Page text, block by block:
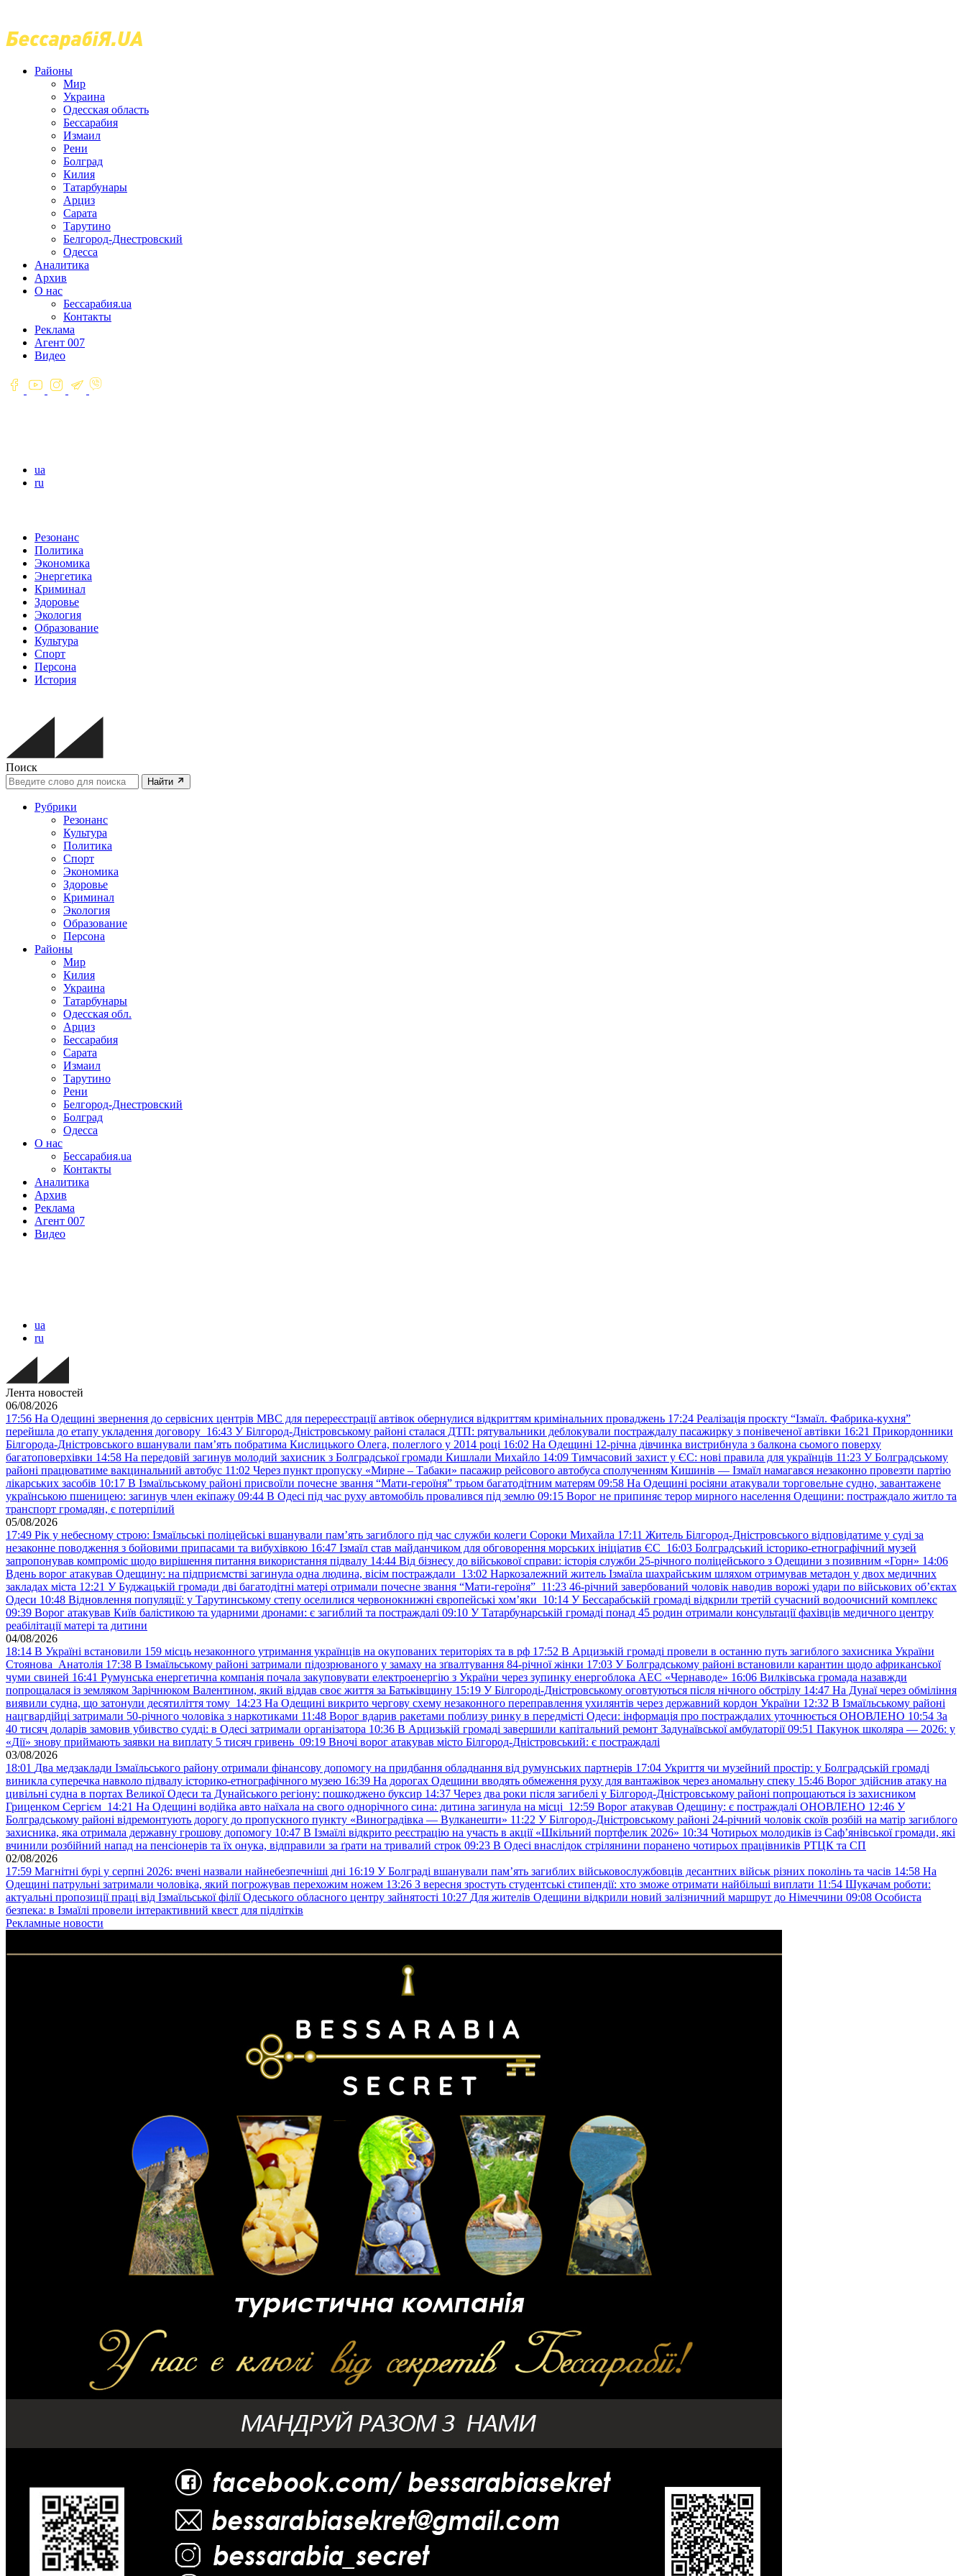
Районы
Мир
Украина
Одесская область
Бессарабия
Измаил
Рени
Болград
Килия
Татарбунары
Арциз
Сарата
Тарутино
Белгород-Днестровский
Одесса
Аналитика
Архив
О нас
Бессарабия.ua
Контакты
Реклама
Агент 007
Видео
ua
ru
Резонанс
Политика
Экономика
Энергетика
Криминал
Здоровье
Экология
Образование
Культура
Спорт
Персона
История
Поиск
Найти
Рубрики
Резонанс
Культура
Политика
Спорт
Экономика
Здоровье
Криминал
Экология
Образование
Персона
Районы
Мир
Килия
Украина
Татарбунары
Одесская обл.
Арциз
Бессарабия
Сарата
Измаил
Тарутино
Рени
Белгород-Днестровский
Болград
Одесса
О нас
Бессарабия.ua
Контакты
Аналитика
Архив
Реклама
Агент 007
Видео
ua
ru
Лента новостей
06/08/2026
17:56 На Одещині звернення до сервісних центрів МВС для перереєстрації автівок обернулися відкриттям кримінальних проваджень 17:24 Реалізація проєкту “Ізмаїл. Фабрика-кухня”
перейшла до етапу укладення договору 16:43 У Білгород-Дністровському районі сталася ДТП: рятувальники деблокували постраждалу пасажирку з понівеченої автівки 16:21 Прикордонники
Білгорода-Дністровського вшанували пам’ять побратима Кислицького Олега, полеглого у 2014 році 16:02 На Одещині 12-річна дівчинка вистрибнула з балкона сьомого поверху
багатоповерхівки 14:58 На передовій загинув молодий захисник з Болградської громади Кишлали Михайло 14:09 Тимчасовий захист у ЄС: нові правила для українців 11:23 У Болградському
районі працюватиме вакцинальний автобус 11:02 Через пункт пропуску «Мирне – Табаки» пасажир рейсового автобуса сполученням Кишинів — Ізмаїл намагався незаконно провезти партію
лікарських засобів 10:17 В Ізмаїльському районі присвоїли почесне звання “Мати-героїня” трьом багатодітним матерям 09:58 На Одещині росіяни атакували торговельне судно, завантажене
українською пшеницею: загинув член екіпажу 09:44 В Одесі під час руху автомобіль провалився під землю 09:15 Ворог не припиняє терор мирного населення Одещини: постраждало житло та
транспорт громадян, є потерпілий
05/08/2026
17:49 Рік у небесному строю: Ізмаїльські поліцейські вшанували пам’ять загиблого під час служби колеги Сороки Михайла 17:11 Житель Білгород-Дністровського відповідатиме у суді за
незаконне поводження з бойовими припасами та вибухівкою 16:47 Ізмаїл став майданчиком для обговорення морських ініціатив ЄС 16:03 Болградський історико-етнографічний музей
запропонував компроміс щодо вирішення питання використання підвалу 14:44 Від бізнесу до військової справи: історія служби 25-річного поліцейського з Одещини з позивним «Горн» 14:06
Вдень ворог атакував Одещину: на підприємстві загинула одна людина, вісім постраждали 13:02 Наркозалежний житель Ізмаїла шахрайським шляхом отримував метадон у двох медичних
закладах міста 12:21 У Буджацькій громади дві багатодітні матері отримали почесне звання “Мати-героїня” 11:23 46-річний завербований чоловік наводив ворожі удари по військових обʼєктах
Одеси 10:48 Відновлення популяції: у Тарутинському степу оселилися червонокнижні європейські хом’яки 10:14 У Бессарабській громаді відкрили третій сучасний водоочисний комплекс
09:39 Ворог атакував Київ балістикою та ударними дронами: є загиблий та постраждалі 09:10 У Татарбунарській громаді понад 45 родин отримали консультації фахівців медичного центру
реабілітації матері та дитини
04/08/2026
18:14 В Україні встановили 159 місць незаконного утримання українців на окупованих територіях та в рф 17:52 В Арцизькій громаді провели в останню путь загиблого захисника України
Стоянова Анатолія 17:38 В Ізмаїльському районі затримали підозрюваного у замаху на зґвалтування 84-річної жінки 17:03 У Болградському районі встановили карантин щодо африканської
чуми свиней 16:41 Румунська енергетична компанія почала закуповувати електроенергію з України через зупинку енергоблока АЕС «Чернаводе» 16:06 Вилківська громада назавжди
попрощалася із земляком Зарічнюком Валентином, який віддав своє життя за Батьківщину 15:19 У Білгороді-Дністровському оговтуються після нічного обстрілу 14:47 На Дунаї через обміління
виявили судна, що затонули десятиліття тому 14:23 На Одещині викрито чергову схему незаконного переправлення ухилянтів через державний кордон України 12:32 В Ізмаїльському районі
нацгвардійці затримали 50-річного чоловіка з наркотиками 11:48 Ворог вдарив ракетами поблизу ринку в передмісті Одеси: інформація про постраждалих уточнюється ОНОВЛЕНО 10:54 За
40 тисяч доларів замовив убивство судді: в Одесі затримали організатора 10:36 В Арцизькій громаді завершили капітальний ремонт Задунаївської амбулаторії 09:51 Пакунок школяра — 2026: у
«Дії» знову приймають заявки на виплату 5 тисяч гривень 09:19 Вночі ворог атакував місто Білгород-Дністровський: є постраждалі
03/08/2026
18:01 Два медзаклади Ізмаїльського району отримали фінансову допомогу на придбання обладнання від румунських партнерів 17:04 Укриття чи музейний простір: у Болградській громаді
виникла суперечка навколо підвалу історико-етнографічного музею 16:39 На дорогах Одещини вводять обмеження руху для вантажівок через аномальну спеку 15:46 Ворог здійснив атаку на
цивільні судна в портах Великої Одеси та Дунайського регіону: пошкоджено буксир 14:37 Через два роки після загибелі у Білгород-Дністровському районі попрощаються із захисником
Гриценком Сергієм 14:21 На Одещині водійка авто наїхала на свого однорічного сина: дитина загинула на місці 12:59 Ворог атакував Одещину: є постраждалі ОНОВЛЕНО 12:46 У
Болградському районі відремонтують дорогу до пропускного пункту «Виноградівка — Вулканешти» 11:22 У Білгород-Дністровському районі 24-річний чоловік скоїв розбій на матір загиблого
захисника, яка отримала державну грошову допомогу 10:47 В Ізмаїлі відкрито реєстрацію на участь в акції «Шкільний портфелик 2026» 10:34 Чотирьох молодиків із Саф’янівської громади, які
вчинили розбійний напад на пенсіонерів та їх онука, відправили за ґрати на тривалий строк 09:23 В Одесі внаслідок стрілянини поранено чотирьох працівників РТЦК та СП
02/08/2026
17:59 Магнітні бурі у серпні 2026: вчені назвали найнебезпечніші дні 16:19 У Болграді вшанували пам’ять загиблих військовослужбовців десантних військ різних поколінь та часів 14:58 На
Одещині патрульні затримали чоловіка, який погрожував перехожим ножем 13:26 З вересня зростуть студентські стипендії: хто зможе отримати найбільші виплати 11:54 Шукачам роботи:
актуальні пропозиції праці від Ізмаїльської філії Одеського обласного центру зайнятості 10:27 Для жителів Одещини відкрили новий залізничний маршрут до Німеччини 09:08 Особиста
безпека: в Ізмаїлі провели інтерактивний квест для підлітків
Рекламные новости